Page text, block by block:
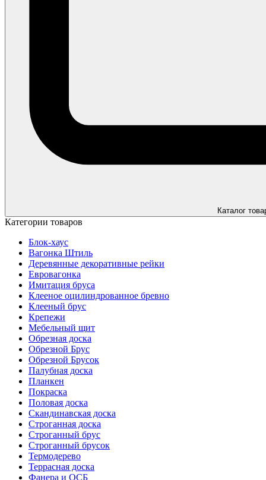
Каталог
Категории товаров
Блок-хаус
Вагонка Штиль
Деревянные декоративные рейки
Евровагонка
Имитация бруса
Клееное оцилиндрованное бревно
Клееный брус
Крепежи
Мебельный щит
Обрезная доска
Обрезной Брус
Обрезной Брусок
Палубная доска
Планкен
Покраска
Половая доска
Скандинавская доска
Строганная доска
Строганный брус
Строганный брусок
Термодерево
Террасная доска
Фанера и ОСБ